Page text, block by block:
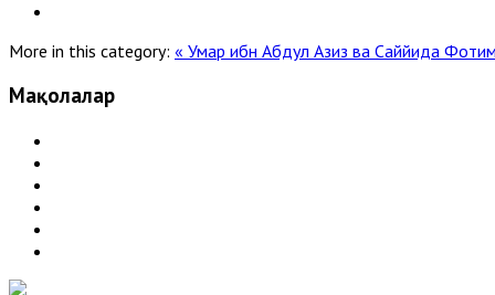
More in this category: « Умар ибн Абдул Азиз ва Саййида
Мақолалар